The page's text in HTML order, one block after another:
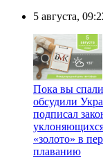
5 августа,
Пока вы
обсудили
подписал
уклоняющихся
«золото» в
плаванию